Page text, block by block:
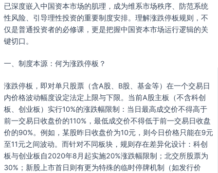
已深度嵌入中国资本市场的肌理，成为维系市场秩序、防范系统
性风险、引导理性投资的重要制度安排。理解涨跌停板规则，不
仅是普通投资者的必修课，更是把握中国资本市场运行逻辑的关
键切口。
一、制度本源：何为涨跌停板？
涨跌停板，即对单只股票（含A股、B股、基金等）在一个交易日
内价格波动幅度设定法定上限与下限。当前A股主板（不含科创
板、创业板）实行10%的涨跌幅限制：当日最高成交价不得高于
前一交易日收盘价的110%，最低成交价不得低于前一交易日收盘
价的90%。例如，某股昨日收盘价为10元，则今日价格只能在9元
至11元之间波动。而针对不同板块，规则存在差异化设计：科创
板与创业板自2020年8月起实施20%涨跌幅限制；北交所股票为
30%；新股上市首日则有更为特殊的临时停牌机制（如发行价